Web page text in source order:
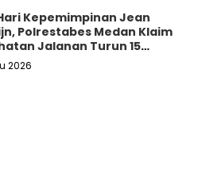
Kepemimpinan Jean
Polrestabes Medan Klaim
Jalanan Turun 15
2026